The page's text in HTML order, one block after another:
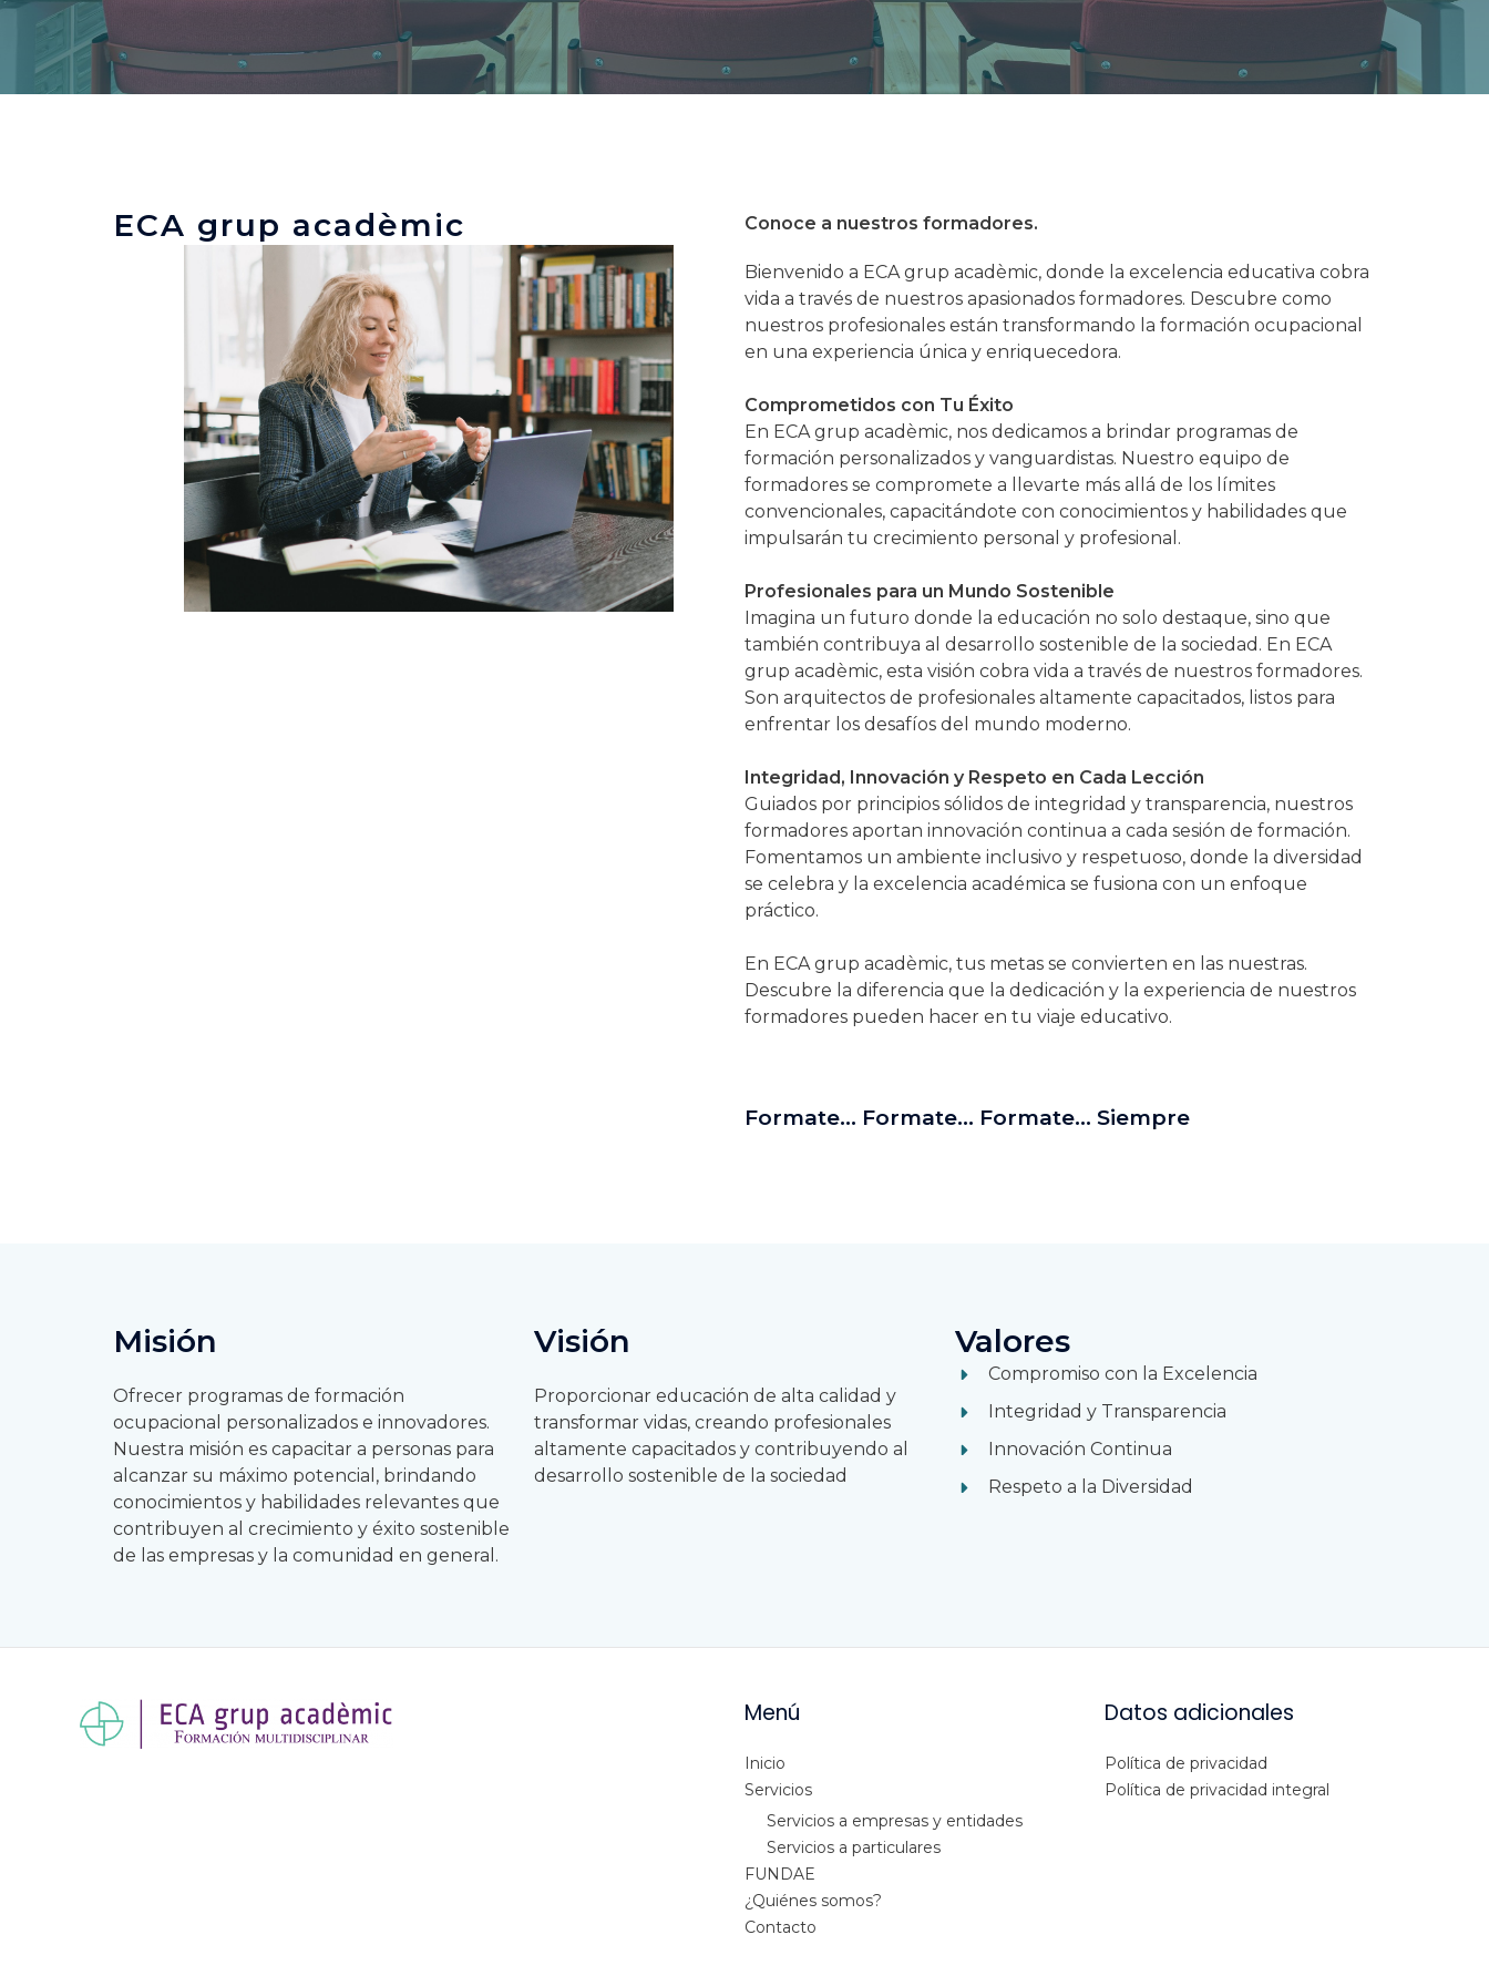
ECA grup acadèmic Conoce a nuestros formadores.
Bienvenido a ECA grup acadèmic, donde la excelencia educativa cobra
vida a través de nuestros apasionados formadores. Descubre como
nuestros profesionales están transformando la formación ocupacional
en una experiencia única y enriquecedora.
Comprometidos con Tu Éxito
En ECA grup acadèmic, nos dedicamos a brindar programas de
formación personalizados y vanguardistas. Nuestro equipo de
formadores se compromete a llevarte más allá de los límites
convencionales, capacitándote con conocimientos y habilidades que
impulsarán tu crecimiento personal y profesional.
Profesionales para un Mundo Sostenible
Imagina un futuro donde la educación no solo destaque, sino que
también contribuya al desarrollo sostenible de la sociedad. En ECA
grup acadèmic, esta visión cobra vida a través de nuestros formadores.
Son arquitectos de profesionales altamente capacitados, listos para
enfrentar los desafíos del mundo moderno.
Integridad, Innovación y Respeto en Cada Lección
Guiados por principios sólidos de integridad y transparencia, nuestros
formadores aportan innovación continua a cada sesión de formación.
Fomentamos un ambiente inclusivo y respetuoso, donde la diversidad
se celebra y la excelencia académica se fusiona con un enfoque
práctico.
En ECA grup acadèmic, tus metas se convierten en las nuestras.
Descubre la diferencia que la dedicación y la experiencia de nuestros
formadores pueden hacer en tu viaje educativo.
Formate… Formate… Formate… Siempre
Misión​
Ofrecer programas de formación
ocupacional personalizados e innovadores.
Nuestra misión es capacitar a personas para
alcanzar su máximo potencial, brindando
conocimientos y habilidades relevantes que
contribuyen al crecimiento y éxito sostenible
de las empresas y la comunidad en general.
Visión
Proporcionar educación de alta calidad y
transformar vidas, creando profesionales
altamente capacitados y contribuyendo al
desarrollo sostenible de la sociedad
Valores​
Compromiso con la Excelencia
Integridad y Transparencia
Innovación Continua
Respeto a la Diversidad
Menú
Inicio
Servicios
Servicios a empresas y entidades
Servicios a particulares
FUNDAE
¿Quiénes somos?
Contacto
Datos adicionales
Política de privacidad
Política de privacidad integral